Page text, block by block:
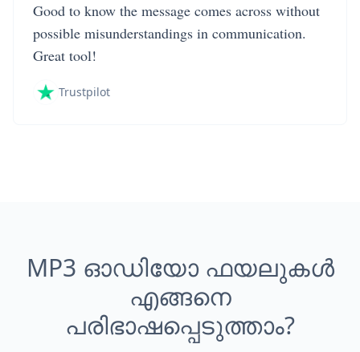
Good to know the message comes across without
possible misunderstandings in communication.
Great tool!
Trustpilot
MP3 ഓഡിയോ ഫയലുകൾ
എങ്ങനെ
പരിഭാഷപ്പെടുത്താം?